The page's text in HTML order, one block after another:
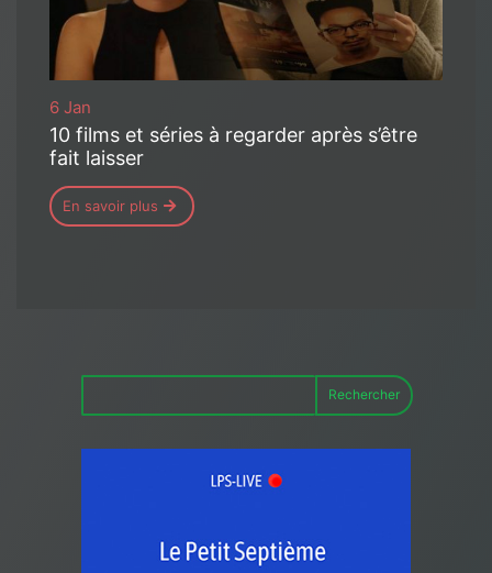
6 Jan
10 films et séries à regarder après s’être
fait laisser
En savoir plus
Rechercher